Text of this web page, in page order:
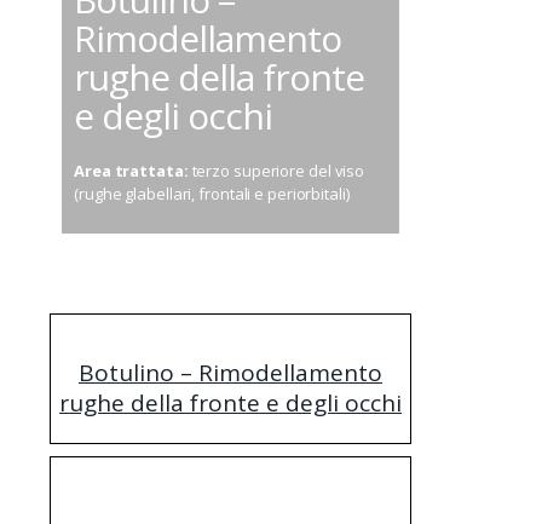
Rimodellamento
rughe della fronte
e degli occhi
Area trattata: terzo superiore del viso
(rughe glabellari, frontali e periorbitali)
Botulino – Rimodellamento
rughe della fronte e degli occhi